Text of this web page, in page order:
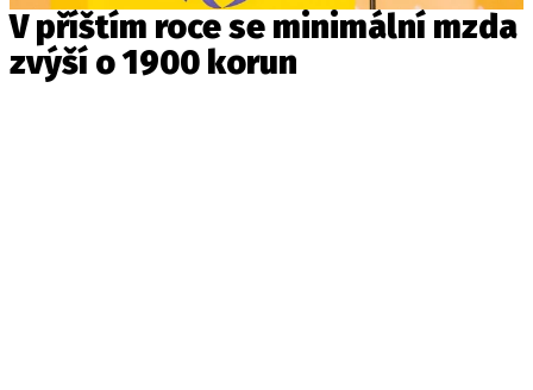
V příštím roce se minimální mzda
zvýší o 1900 korun